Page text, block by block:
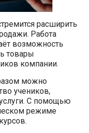
расширить
Работа
возможность
товары
компании.
можно
учеников,
С помощью
режиме